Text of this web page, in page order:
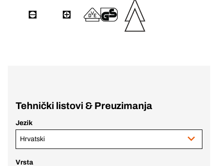
Tehnički listovi & Preuzimanja
Jezik
Hrvatski
Vrsta